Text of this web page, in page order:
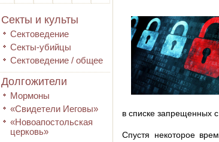
Секты и культы
Сектоведение
Секты-убийцы
Сектоведение / общее
Долгожители
Мормоны
«Свидетели Иеговы»
«Новоапостольская
церковь»
в списке запрещенных с
Спустя некоторое